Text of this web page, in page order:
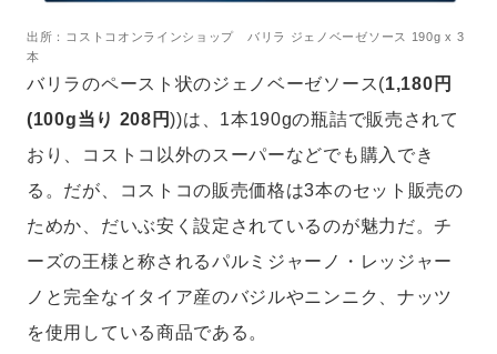
出所：コストコオンラインショップ バリラ ジェノベーゼソース 190g x 3
本
バリラのペースト状のジェノベーゼソース(1,180円
(100g当り 208円))は、1本190gの瓶詰で販売されて
おり、コストコ以外のスーパーなどでも購入でき
る。だが、コストコの販売価格は3本のセット販売の
ためか、だいぶ安く設定されているのが魅力だ。チ
ーズの王様と称されるパルミジャーノ・レッジャー
ノと完全なイタイア産のバジルやニンニク、ナッツ
を使用している商品である。